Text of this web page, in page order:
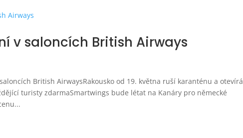
v saloncích British Airways
British AirwaysRakousko od 19. května ruší karanténu a otevírá
turisty zdarmaSmartwings bude létat na Kanáry pro německé